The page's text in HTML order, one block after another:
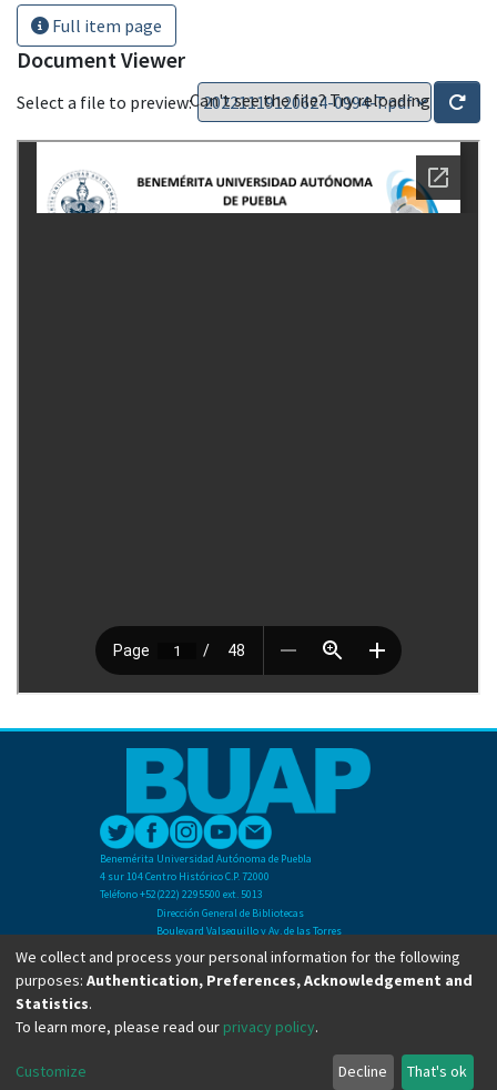
Full item page
Document Viewer
Select a file to preview:Can't see the file? Try reloading
Benemérita Universidad Autónoma de Puebla
4 sur 104 Centro Histórico C.P. 72000
Teléfono +52(222) 2295500 ext. 5013
Dirección General de Bibliotecas
Boulevard Valsequillo y Av. de las Torres
Ciudad Universitaria. Col. San Manuel
C.P. 72570
Teléfono +52 (222) 2295500 Ext 2901
Copyright © Dirección General de Bibliotecas - BUAP 2024. All right reserved.
We collect and process your personal information for the following
purposes: Authentication, Preferences, Acknowledgement and
Statistics.
To learn more, please read our privacy policy.
Customize Decline That's ok